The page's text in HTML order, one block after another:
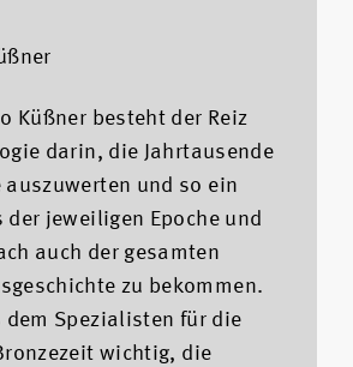
Küßner besteht der Reiz
darin, die Jahrtausende
auszuwerten und so ein
der jeweiligen Epoche und
auch der gesamten
zu bekommen.
dem Spezialisten für die
wichtig, die